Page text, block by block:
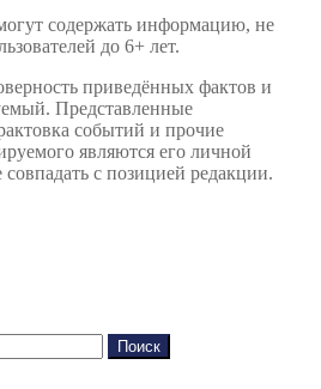
содержать информацию, не
до 6+ лет.
приведённых фактов и
Представленные
событий и прочие
являются его личной
с позицией редакции.
Поиск